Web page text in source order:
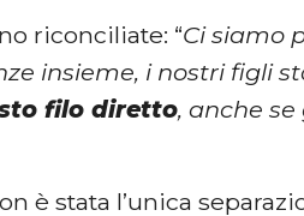
riconciliate: “Ci siamo
insieme, i nostri figli
filo diretto, anche
è stata l’unica